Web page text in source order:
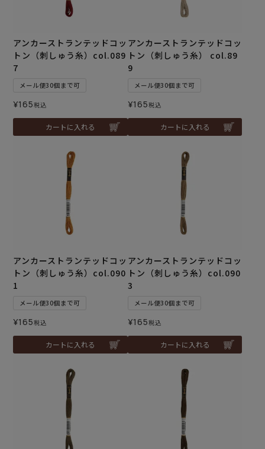
アンカーストランテッドコッ
トン（刺しゅう糸）col.089
7
メール便30個まで可
¥165税込
カートに入れる
アンカーストランテッドコッ
トン（刺しゅう糸） col.89
9
メール便30個まで可
¥165税込
カートに入れる
アンカーストランテッドコッ
トン（刺しゅう糸）col.090
1
メール便30個まで可
¥165税込
カートに入れる
アンカーストランテッドコッ
トン（刺しゅう糸）col.090
3
メール便30個まで可
¥165税込
カートに入れる